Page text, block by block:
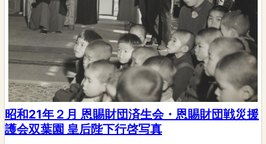
昭和21年２月 恩賜財団済生会・恩賜財団戦災援
護会双葉園 皇后陛下行啓写真